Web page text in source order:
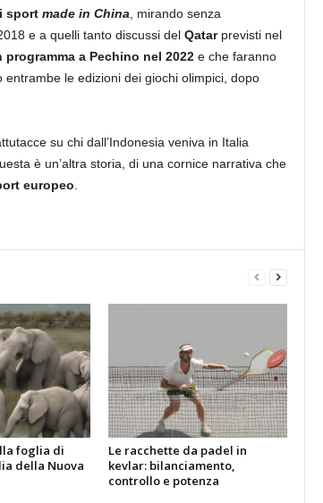
sport made in China , mirando senza
e a quelli tanto discussi del Qatarprevisti nel
a Pechino nel 2022e che faranno
le edizioni dei giochi olimpici, dopo
su chi dall’Indonesia veniva in Italia
è un’altra storia, di una cornice narrativa che
europeo
foglia di
della Nuova
Le racchette da padel in
kevlar: bilanciamento,
controllo e potenza